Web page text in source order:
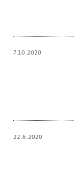
7.10.2020
22.6.2020